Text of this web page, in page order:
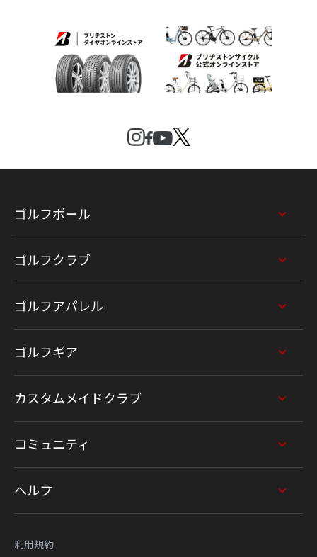
ゴルフボール
ゴルフクラブ
ゴルフアパレル
ゴルフギア
カスタムメイドクラブ
コミュニティ
ヘルプ
利用規約